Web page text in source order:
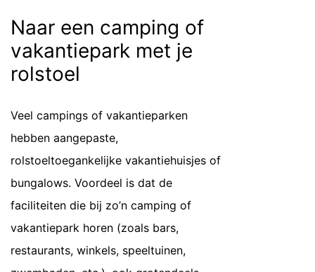
Naar een camping of
vakantiepark met je
rolstoel
Veel campings of vakantieparken
hebben aangepaste,
rolstoeltoegankelijke vakantiehuisjes of
bungalows. Voordeel is dat de
faciliteiten die bij zo’n camping of
vakantiepark horen (zoals bars,
restaurants, winkels, speeltuinen,